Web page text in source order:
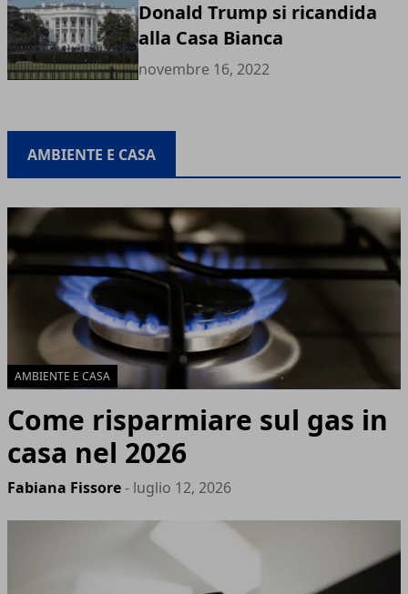
Donald Trump si ricandida
alla Casa Bianca
novembre 16, 2022
AMBIENTE E CASA
AMBIENTE E CASA
Come risparmiare sul gas in
casa nel 2026
Fabiana Fissore- luglio 12, 2026